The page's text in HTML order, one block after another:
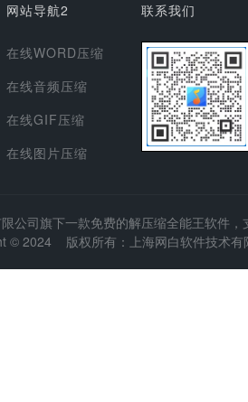
网站导航2
在线WORD压缩
在线音频压缩
在线GIF压缩
在线图片压缩
联系我们
公司旗下一款免费的解压缩全能王软件
© 2024 版权所有：上海网白软件技术